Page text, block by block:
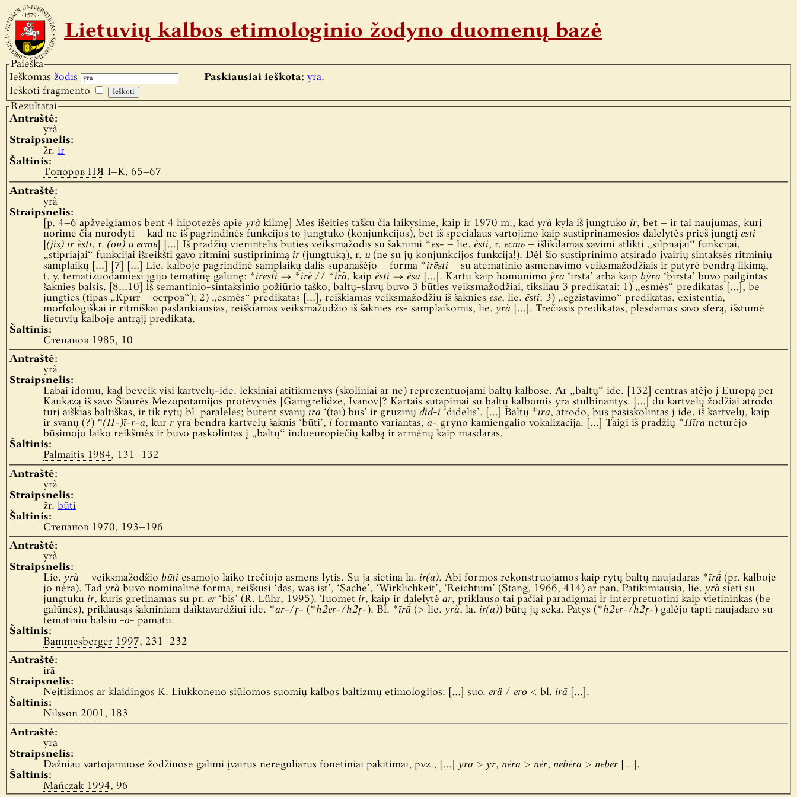
Lietuvių kalbos etimologinio žodyno duomenų bazė
Paieška
Ieškomas žodis
Ieškoti fragmento
Paskiausiai ieškota: yra.
Rezultatai
Antraštė:
yrà
Straipsnelis:
žr. ir
Šaltinis:
Топоров ПЯ I–K, 65–67
Antraštė:
yrà
Straipsnelis:
[p. 4–6 apžvelgiamos bent 4 hipotezės apie yrà kilmę] Mes išeities tašku čia laikysime, kaip ir 1970 m., kad yrà kyla iš jungtuko ir, bet – ir tai naujumas, kurį
norime čia nurodyti – kad ne iš pagrindinės funkcijos to jungtuko (konjunkcijos), bet iš specialaus vartojimo kaip sustiprinamosios dalelytės prieš jungtį esti
(jis) ir èsti, r. (он) и есть] […] Iš pradžių vienintelis būties veiksmažodis su šaknimi *es- – lie. ẽsti, r. есть– išlikdamas savimi atlikti „silpnajai“ funkcijai,
„stipriajai“ funkcijai išreikšti gavo ritminį sustiprinimą ir(jungtuką), r. и(ne su jų konjunkcijos funkcija!). Dėl šio sustiprinimo atsirado įvairių sintaksės ritminių
samplaikų […] [7] […] Lie. kalboje pagrindinė samplaikų dalis supanašėjo – forma *irẽsti– su atematinio asmenavimo veiksmažodžiais ir patyrė bendrą likimą,
t. y. tematizuodamiesi įgijo tematinę galūnę: *iresti→ *irè// *irà, kaip ẽsti→ ẽsa […]. Kartu kaip homonimo ỹra ‘irsta’ arba kaip bỹra ‘birsta’ buvo pailgintas
šaknies balsis. [8...10] Iš semantinio-sintaksinio požiūrio taško, baltų-slavų buvo 3 būties veiksmažodžiai, tiksliau 3 predikatai: 1) „esmės“ predikatas […], be
jungties (tipas „Крит – остров“); 2) „esmės“ predikatas […], reiškiamas veiksmažodžiu iš šaknies ese, lie. ẽsti; 3) „egzistavimo“ predikatas, existentia,
morfologiškai ir ritmiškai paslankiausias, reiškiamas veiksmažodžio iš šaknies es- samplaikomis, lie. yrà […]. Trečiasis predikatas, plėsdamas savo sferą, išstūmė
lietuvių kalboje antrąjį predikatą.
Šaltinis:
Степанов 1985, 10
Antraštė:
yrà
Straipsnelis:
Labai įdomu, kad beveik visi kartvelų-ide. leksiniai atitikmenys (skoliniai ar ne) reprezentuojami baltų kalbose. Ar „baltų“ ide. [132] centras atėjo į Europą per
Kaukazą iš savo Šiaurės Mezopotamijos protėvynės [Gamgrelidze, Ivanov]? Kartais sutapimai su baltų kalbomis yra stulbinantys. […] du kartvelų žodžiai atrodo
turį aiškias baltiškas, ir tik rytų bl. paraleles; būtent svanų īra ‘(tai) bus’ ir gruzinų did-i‘didelis’. […] Baltų *īrā, atrodo, bus pasiskolintas į ide. iš kartvelų, kaip
ir svanų (?) *(H-)ī-r-a, kur ryra bendra kartvelų šaknis ‘būti’, iformanto variantas, a- gryno kamiengalio vokalizacija. […] Taigi iš pradžių *Hīra neturėjo
būsimojo laiko reikšmės ir buvo paskolintas į „baltų“ indoeuropiečių kalbą ir armėnų kaip masdaras.
Šaltinis:
Palmaitis 1984, 131–132
Antraštė:
yrà
Straipsnelis:
žr. būti
Šaltinis:
Степанов 1970, 193–196
Antraštė:
yrà
Straipsnelis:
Lie. yrà – veiksmažodžio būtiesamojo laiko trečiojo asmens lytis. Su ja sietina la. ir(a). Abi formos rekonstruojamos kaip rytų baltų naujadaras *īrā́(pr. kalboje
jo nėra). Tad yrà buvo nominalinė forma, reiškusi ‘das, was ist’, ‘Sache’, ‘Wirklichkeit’, ‘Reichtum’ (Stang, 1966, 414) ar pan. Patikimiausia, lie. yrà sieti su
jungtuku ir, kuris gretinamas su pr. er‘bis’ (R. Lühr, 1995). Tuomet ir, kaip ir dalelytė ar, priklauso tai pačiai paradigmai ir interpretuotini kaip vietininkas (be
galūnės), priklausąs šakniniam daiktavardžiui ide. *ar-/r̥- (*h2er-/h2r̥-). Bl. *īrā́(> lie. yrà, la. ir(a)) būtų jų seka. Patys (*h2er-/h2r̥-) galėjo tapti naujadaro su
tematiniu balsiu -o- pamatu.
Šaltinis:
Bammesberger 1997, 231–232
Antraštė:
irā
Straipsnelis:
Neįtikimos ar klaidingos K. Liukkoneno siūlomos suomių kalbos baltizmų etimologijos: […] suo. erä/ ero < bl. irā[…].
Šaltinis:
Nilsson 2001, 183
Antraštė:
yra
Straipsnelis:
Dažniau vartojamuose žodžiuose galimi įvairūs nereguliarūs fonetiniai pakitimai, pvz., […] yra > yr, nėra > nėr, nebėra > nebėr[…].
Šaltinis:
Mańczak 1994, 96